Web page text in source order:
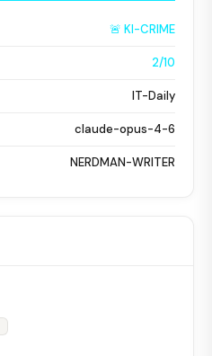
🚨 KI-CRIME
2/10
IT-Daily
claude-opus-4-6
NERDMAN-WRITER